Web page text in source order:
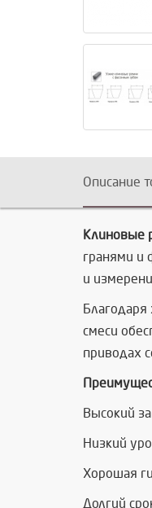
Описание
Клиновые
гранями и
и
смеси
приводах
Высокий
Низкий
Хорошая
Долгий